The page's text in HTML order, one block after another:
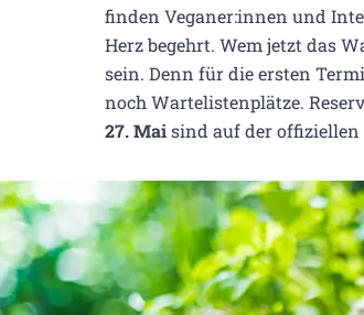
finden Veganer:innen und
Herz begehrt. Wem jetzt das
sein. Denn für die ersten
noch Wartelistenplätze.
27. Maisind auf der offiziellen